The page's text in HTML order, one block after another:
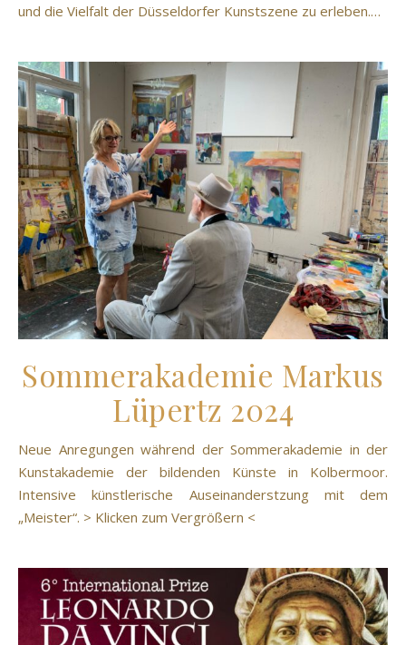
und die Vielfalt der Düsseldorfer Kunstszene zu erleben.…
Sommerakademie Markus
Lüpertz 2024
Neue Anregungen während der Sommerakademie in der
Kunstakademie der bildenden Künste in Kolbermoor.
Intensive künstlerische Auseinanderstzung mit dem
„Meister“. > Klicken zum Vergrößern <